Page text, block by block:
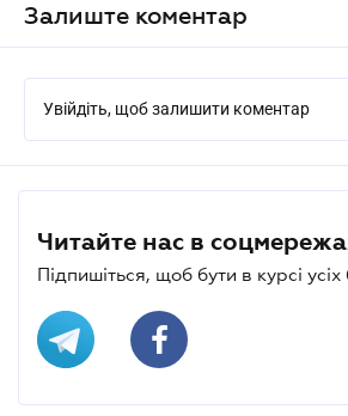
Залиште коментар
Увійдіть, щоб залишити коментар
Читайте нас в
Підпишіться, щоб бути в курсі